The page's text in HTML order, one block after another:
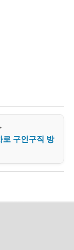
로 구인구직 방